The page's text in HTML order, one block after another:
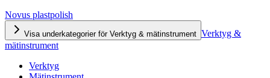
Novus plastpolish
Visa underkategorier för Verktyg & mätinstrument Verktyg &
mätinstrument
Verktyg